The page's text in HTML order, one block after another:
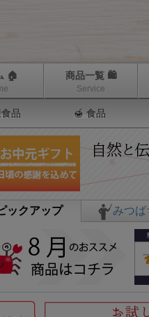
🏠 商品一覧 🛍
Service